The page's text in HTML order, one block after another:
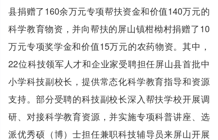
县捐赠了160余万元专项帮扶资金和价值140万元的
科学教育物资，并向帮扶的屏山镇柑柪村捐赠了10
万元专项奖学金和价值15万元的农药物资。其中，
22位科技领军人才和企业家受聘担任屏山县首批中
小学科技副校长，提供常态化科学教育指导和资源
支持。部分受聘的科技副校长深入帮扶学校开展调
研、对接科学教育资源，并实施专项科普讲座、选
派优秀硕（博）士担任兼职科技辅导员来屏山开展